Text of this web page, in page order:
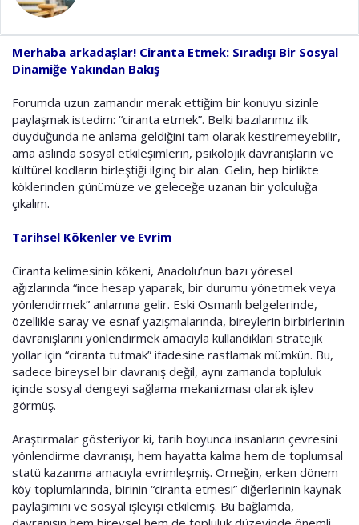
a
i
i
Merhaba arkadaşlar! Ciranta Etmek: Sıradışı Bir Sosyal
Dinamiğe Yakından Bakış
Forumda uzun zamandır merak ettiğim bir konuyu sizinle
paylaşmak istedim: “ciranta etmek”. Belki bazılarımız ilk
duyduğunda ne anlama geldiğini tam olarak kestiremeyebilir,
ama aslında sosyal etkileşimlerin, psikolojik davranışların ve
kültürel kodların birleştiği ilginç bir alan. Gelin, hep birlikte
köklerinden günümüze ve geleceğe uzanan bir yolculuğa
çıkalım.
Tarihsel Kökenler ve Evrim
Ciranta kelimesinin kökeni, Anadolu’nun bazı yöresel
ağızlarında “ince hesap yaparak, bir durumu yönetmek veya
yönlendirmek” anlamına gelir. Eski Osmanlı belgelerinde,
özellikle saray ve esnaf yazışmalarında, bireylerin birbirlerinin
davranışlarını yönlendirmek amacıyla kullandıkları stratejik
yollar için “ciranta tutmak” ifadesine rastlamak mümkün. Bu,
sadece bireysel bir davranış değil, aynı zamanda topluluk
içinde sosyal dengeyi sağlama mekanizması olarak işlev
görmüş.
Araştırmalar gösteriyor ki, tarih boyunca insanların çevresini
yönlendirme davranışı, hem hayatta kalma hem de toplumsal
statü kazanma amacıyla evrimleşmiş. Örneğin, erken dönem
köy toplumlarında, birinin “ciranta etmesi” diğerlerinin kaynak
paylaşımını ve sosyal işleyişi etkilemiş. Bu bağlamda,